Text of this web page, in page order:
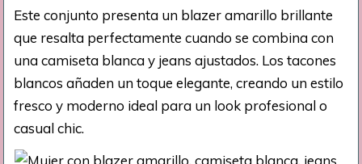
Este conjunto presenta un blazer amarillo brillante
que resalta perfectamente cuando se combina con
una camiseta blanca y jeans ajustados. Los tacones
blancos añaden un toque elegante, creando un estilo
fresco y moderno ideal para un look profesional o
casual chic.